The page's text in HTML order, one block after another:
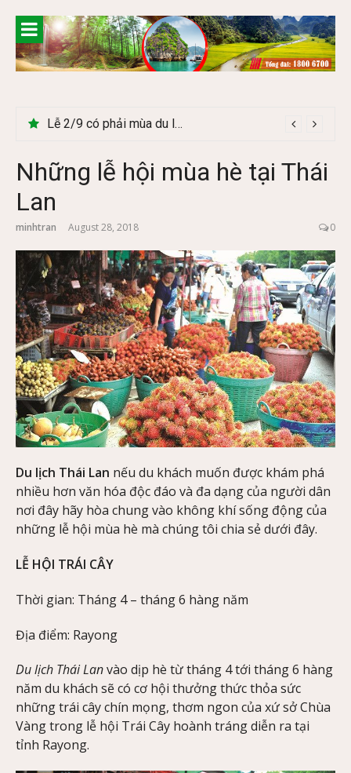
content
Lễ 2/9 có phải mùa du lịch Hà Giang đẹp không?
Những lễ hội mùa hè tại Thái
Lan
minhtran August 28, 2018 0
Du lịch Thái Lan nếu du khách muốn được khám phá
nhiều hơn văn hóa độc đáo và đa dạng của người dân
nơi đây hãy hòa chung vào không khí sống động của
những lễ hội mùa hè mà chúng tôi chia sẻ dưới đây.
LỄ HỘI TRÁI CÂY
Thời gian: Tháng 4 – tháng 6 hàng năm
Địa điểm: Rayong
Du lịch Thái Lanvào dịp hè từ tháng 4 tới tháng 6 hàng
năm du khách sẽ có cơ hội thưởng thức thỏa sức
những trái cây chín mọng, thơm ngon của xứ sở Chùa
Vàng trong lễ hội Trái Cây hoành tráng diễn ra tại
tỉnh Rayong.